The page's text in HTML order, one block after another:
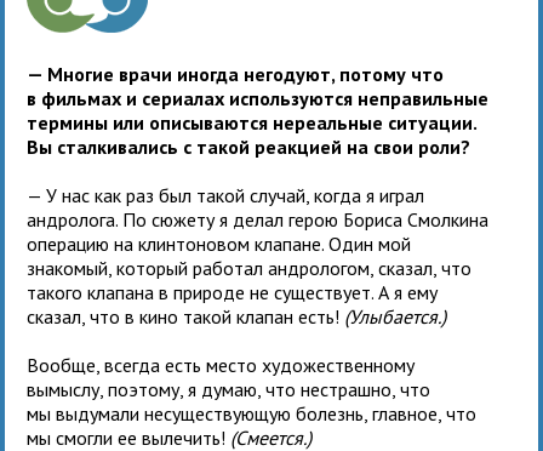
— Многие врачи иногда негодуют, потому что
в фильмах и сериалах используются неправильные
термины или описываются нереальные ситуации.
Вы сталкивались с такой реакцией на свои роли?
— У нас как раз был такой случай, когда я играл
андролога. По сюжету я делал герою Бориса Смолкина
операцию на клинтоновом клапане. Один мой
знакомый, который работал андрологом, сказал, что
такого клапана в природе не существует. А я ему
сказал, что в кино такой клапан есть! (Улыбается.)
Вообще, всегда есть место художественному
вымыслу, поэтому, я думаю, что нестрашно, что
мы выдумали несуществующую болезнь, главное, что
мы смогли ее вылечить! (Смеется.)